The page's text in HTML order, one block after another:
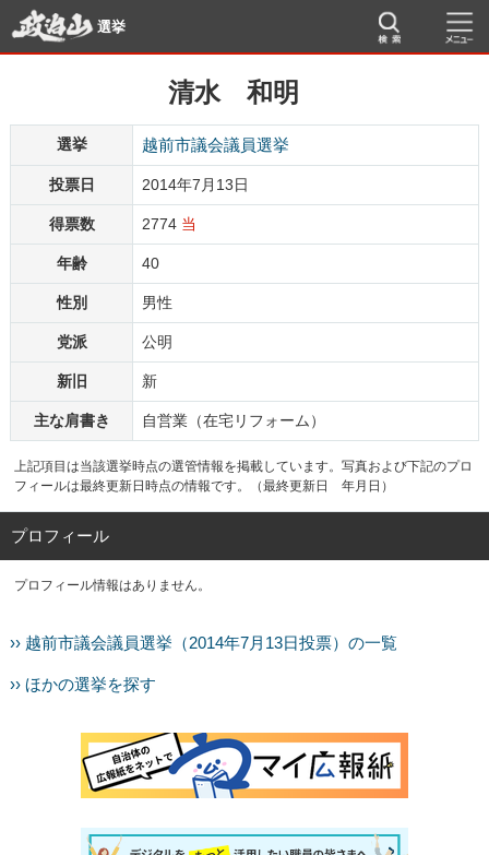
選挙
清水 和明
選挙 越前市議会議員選挙
投票日 2014年7月13日
得票数 2774 当
年齢 40
性別 男性
党派 公明
新旧 新
主な肩書き 自営業（在宅リフォーム）
上記項目は当該選挙時点の選管情報を掲載しています。写真および下記のプロ
フィールは最終更新日時点の情報です。（最終更新日 年月日）
プロフィール
プロフィール情報はありません。
›› 越前市議会議員選挙（2014年7月13日投票）の一覧
›› ほかの選挙を探す